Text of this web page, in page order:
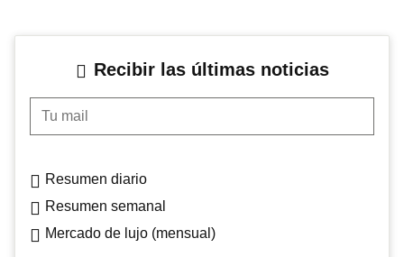
Recibir las últimas noticias
Tu mail
Resumen diario
Resumen semanal
Mercado de lujo (mensual)